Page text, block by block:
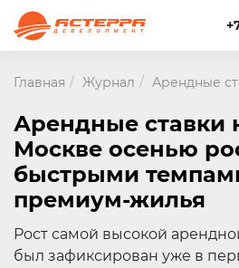
Главная Журнал Арендные
Арендные ставки
Москве осенью
быстрыми
премиум-жилья
Рост самой высокой
был зафиксирован уже в